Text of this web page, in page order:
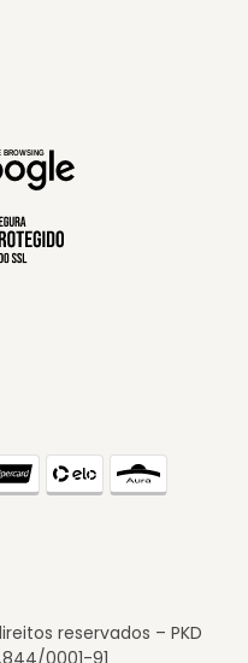
reservados – PKD